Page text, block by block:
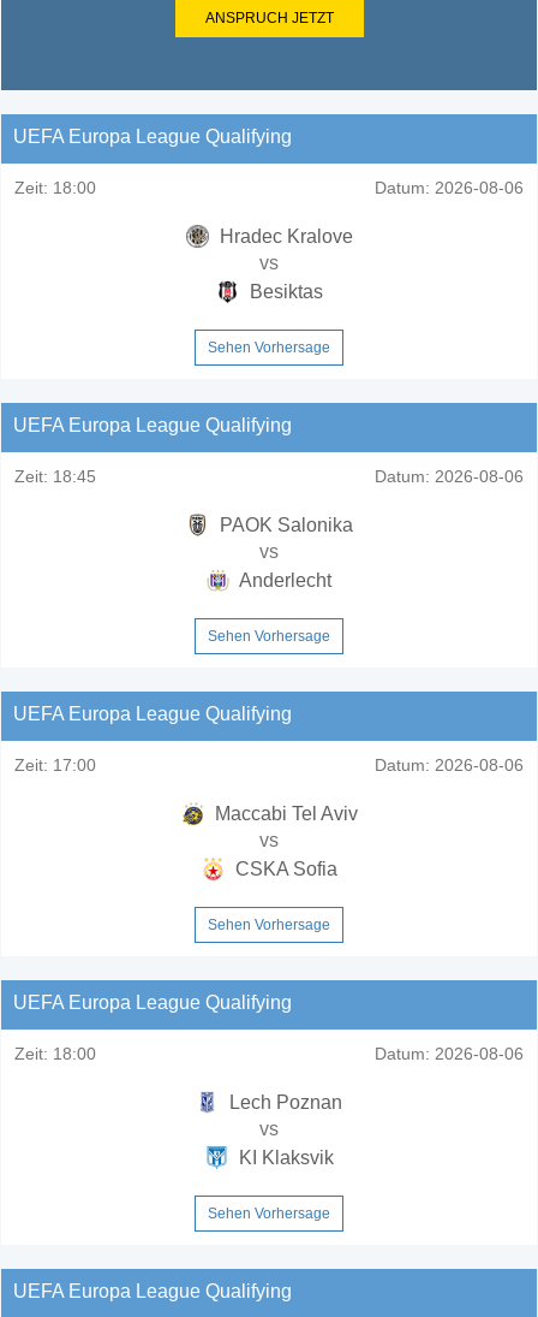
ANSPRUCH JETZT
UEFA Europa League Qualifying
Zeit: 18:00 Datum: 2026-08-06
Hradec Kralove
vs
Besiktas
Sehen Vorhersage
UEFA Europa League Qualifying
Zeit: 18:45 Datum: 2026-08-06
PAOK Salonika
vs
Anderlecht
Sehen Vorhersage
UEFA Europa League Qualifying
Zeit: 17:00 Datum: 2026-08-06
Maccabi Tel Aviv
vs
CSKA Sofia
Sehen Vorhersage
UEFA Europa League Qualifying
Zeit: 18:00 Datum: 2026-08-06
Lech Poznan
vs
KI Klaksvik
Sehen Vorhersage
UEFA Europa League Qualifying